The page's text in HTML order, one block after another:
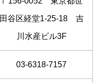
田谷区経堂1-25-18 吉
川水産ビル3F
03-6318-7157